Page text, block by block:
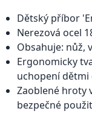
Dětský příbor
Nerezová ocel
Obsahuje: nůž,
Ergonomicky
uchopení dětmi
Zaoblené hroty
bezpečné